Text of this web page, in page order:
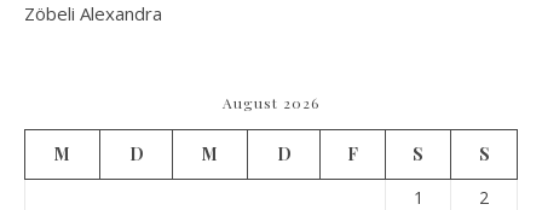
Zöbeli Alexandra
August 2026
M D M D F S
S
1
2